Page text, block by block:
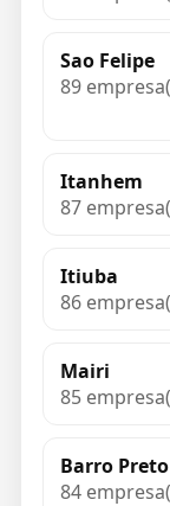
Sao Felipe
89
Itanhem
87
Itiuba
86
Mairi
85
Barro Preto
84